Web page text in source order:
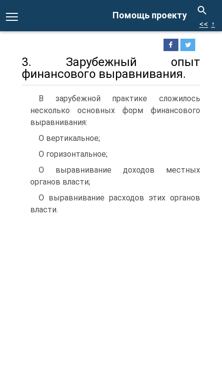
Помощь проекту
<< ↑
3. Зарубежный опыт
финансового выравнивания.
В зарубежной практике сложилось
несколько основных форм финансового
выравнивания:
O вертикальное;
O горизонтальное;
O выравнивание доходов местных
органов власти;
O выравнивание расходов этих органов
власти.